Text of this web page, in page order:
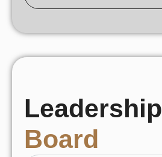
Leadership
Board